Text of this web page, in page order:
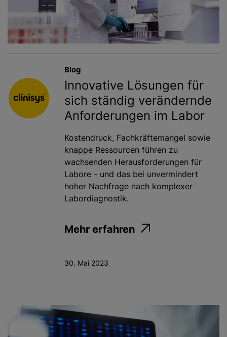
Blog
Innovative Lösungen für
sich ständig verändernde
Anforderungen im Labor
Kostendruck, Fachkräftemangel sowie
knappe Ressourcen führen zu
wachsenden Herausforderungen für
Labore - und das bei unvermindert
hoher Nachfrage nach komplexer
Labordiagnostik.
Mehr erfahren
30. Mai 2023